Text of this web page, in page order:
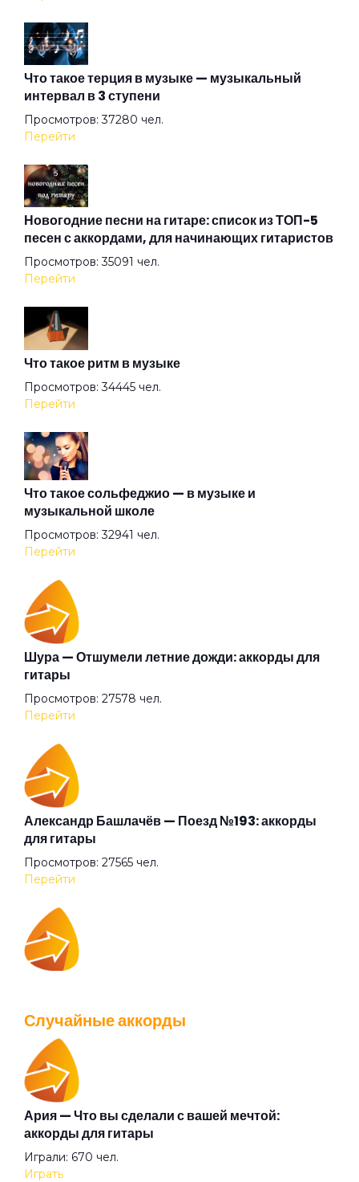
Лифт
Любовь во время чумы (feat. Ёлка)
Меломан
Мотыльки
Моя крепость
На городской карте
На территории всей страны
Надежда
Наше лето
Никто не сможет меня остановить
Новый вирус
Облако
Оборотень
Окурки
Она не такая как все
Отец
Память
Плюшевая
Что такое терция в музыке — музыкальный
интервал в 3 ступени
Просмотров: 37280 чел.
Перейти
Новогодние песни на гитаре: список из ТОП-5
песен с аккордами, для начинающих гитаристов
Просмотров: 35091 чел.
Перейти
Что такое ритм в музыке
Просмотров: 34445 чел.
Перейти
Что такое сольфеджио — в музыке и
музыкальной школе
Просмотров: 32941 чел.
Перейти
Шура — Отшумели летние дожди: аккорды для
гитары
Просмотров: 27578 чел.
Перейти
Александр Башлачёв — Поезд №193: аккорды
для гитары
Просмотров: 27565 чел.
Перейти
Перейти
Валентин Стрыкало — Gay porn: аккорды для
гитары
Просмотров: 25697 чел.
Случайные аккорды
Ария — Что вы сделали с вашей мечтой:
аккорды для гитары
Играли: 670 чел.
Играть